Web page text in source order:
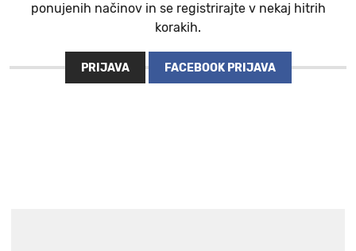
ponujenih načinov in se registrirajte v nekaj hitrih
korakih.
PRIJAVA FACEBOOK PRIJAVA